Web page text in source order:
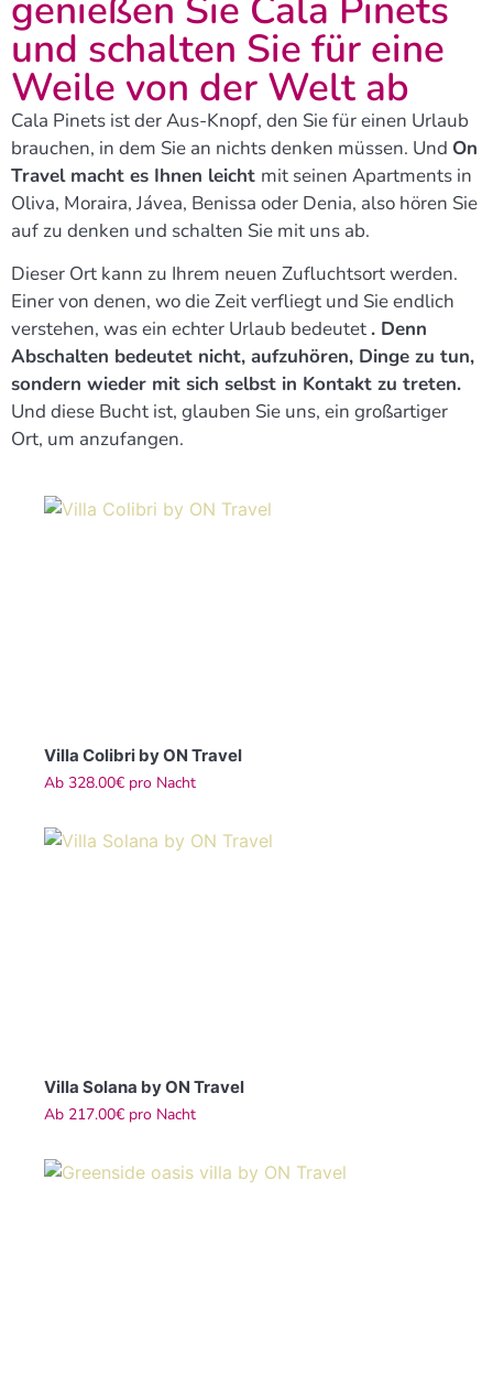
und schalten Sie für eine
Weile von der Welt ab
Cala Pinets ist der Aus-Knopf, den Sie für einen Urlaub
brauchen, in dem Sie an nichts denken müssen. Und On
Travel macht es Ihnen leicht mit seinen Apartments in
Oliva, Moraira, Jávea, Benissa oder Denia, also hören Sie
auf zu denken und schalten Sie mit uns ab.
Dieser Ort kann zu Ihrem neuen Zufluchtsort werden.
Einer von denen, wo die Zeit verfliegt und Sie endlich
verstehen, was ein echter Urlaub bedeutet . Denn
Abschalten bedeutet nicht, aufzuhören, Dinge zu tun,
sondern wieder mit sich selbst in Kontakt zu treten.
Und diese Bucht ist, glauben Sie uns, ein großartiger
Ort, um anzufangen.
Villa Colibri by ON Travel
Ab 328.00€ pro Nacht
Villa Solana by ON Travel
Ab 217.00€ pro Nacht